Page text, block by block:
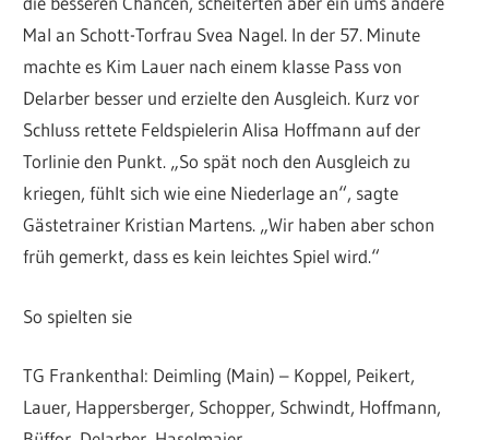
Mal an Schott-Torfrau Svea Nagel. In der 57. Minute
machte es Kim Lauer nach einem klasse Pass von
Delarber besser und erzielte den Ausgleich. Kurz vor
Schluss rettete Feldspielerin Alisa Hoffmann auf der
Torlinie den Punkt. „So spät noch den Ausgleich zu
kriegen, fühlt sich wie eine Niederlage an“, sagte
Gästetrainer Kristian Martens. „Wir haben aber schon
früh gemerkt, dass es kein leichtes Spiel wird.“
So spielten sie
TG Frankenthal: Deimling (Main) – Koppel, Peikert,
Lauer, Happersberger, Schopper, Schwindt, Hoffmann,